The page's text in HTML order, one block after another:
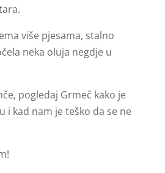
više pjesama, stalno
neka oluja negdje u
pogledaj Grmeč kako je
i kad nam je teško da se ne